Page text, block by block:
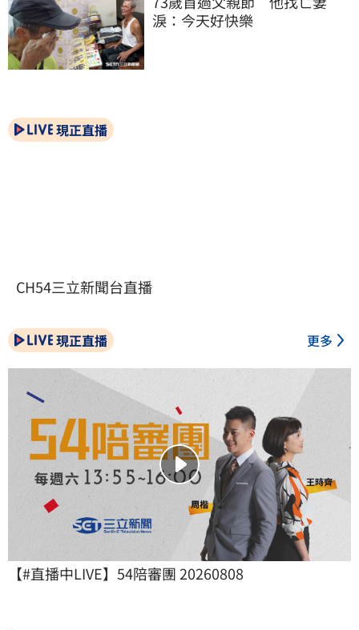
淚：今天好快樂
現正直播
CH54三立新聞台直播
現正直播 更多
【#直播中LIVE】54陪審團 20260808